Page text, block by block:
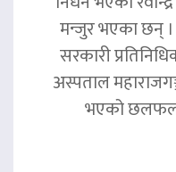
मन्जुर भएका छन्
सरकारी
अस्पताल
भएको